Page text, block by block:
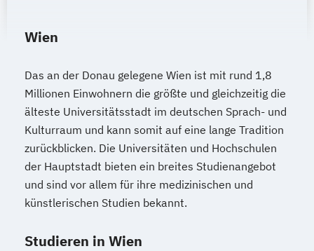
Wien
Das an der Donau gelegene Wien ist mit rund 1,8
Millionen Einwohnern die größte und gleichzeitig die
älteste Universitätsstadt im deutschen Sprach- und
Kulturraum und kann somit auf eine lange Tradition
zurückblicken. Die Universitäten und Hochschulen
der Hauptstadt bieten ein breites Studienangebot
und sind vor allem für ihre medizinischen und
künstlerischen Studien bekannt.
Studieren in Wien